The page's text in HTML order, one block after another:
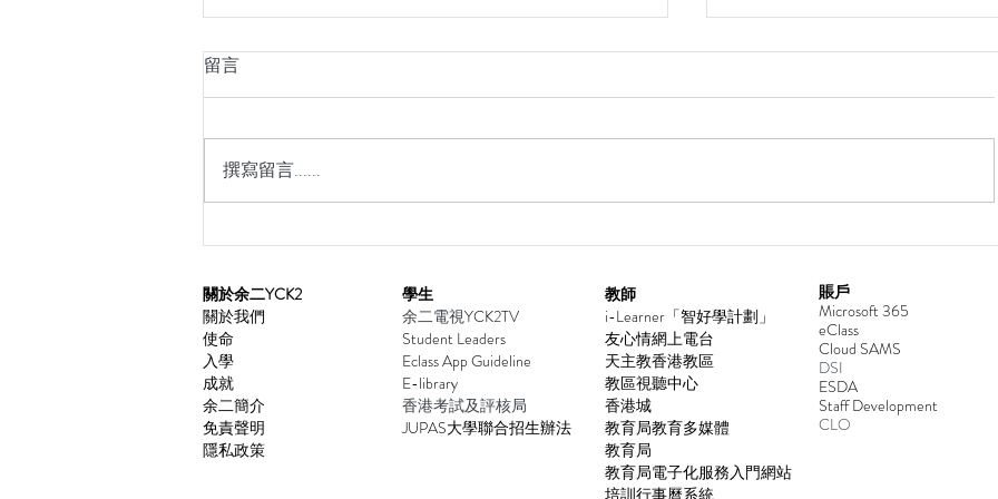
留言
撰寫留言......
​關於余二YCK2
關於我們
使命
入學
成就
余二簡介
免責聲明
隱私政策
學生
余二電視YCK2TV
Student Leaders
Eclass App Guideline
E-library
香港考試及評核局
JUPAS大學聯合招生辦法
教師
i-Learner「智好學計劃」
友心情網上電台
天主教香港教區
教區視聽中心
香港城
教育局教育多媒體
教育局
教育局電子化服務入門網站
賬戶
Microsoft 365
eClass
Cloud SAMS
DSI
ESDA
​Staff Development
CLO